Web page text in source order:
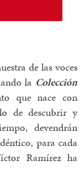
de las voces
la Colección
que nace con
de descubrir y
devendrán
para cada
Ramírez ha